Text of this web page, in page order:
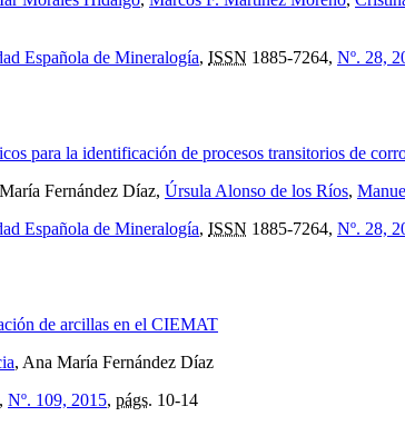
Española de Mineralogía, ISSN 1885-7264, Nº. 28,
para la identificación de procesos transitorios de
Fernández Díaz, Úrsula Alonso de los Ríos,
Española de Mineralogía, ISSN 1885-7264, Nº. 28,
de arcillas en el CIEMAT
, Ana María Fernández Díaz
Nº. 109, 2015, págs. 10-14